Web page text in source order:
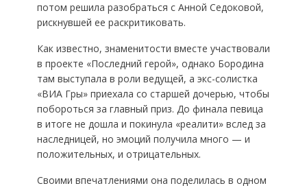
потом решила разобраться с Анной Седоковой,
рискнувшей ее раскритиковать.
Как известно, знаменитости вместе участвовали
в проекте «Последний герой», однако Бородина
там выступала в роли ведущей, а экс-солистка
«ВИА Гры» приехала со старшей дочерью, чтобы
побороться за главный приз. До финала певица
в итоге не дошла и покинула «реалити» вслед за
наследницей, но эмоций получила много — и
положительных, и отрицательных.
Своими впечатлениями она поделилась в одном